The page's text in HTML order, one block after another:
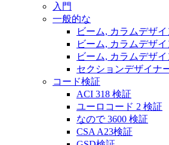
入門
一般的な
ビーム, カラムデザ
ビーム, カラムデザイ
ビーム, カラムデザ
セクションデザイナ
コード検証
ACI 318 検証
ユーロコード 2 検証
なので 3600 検証
CSA A23検証